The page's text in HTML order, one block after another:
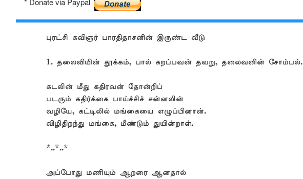
புரட்சி கவிஞர் பாரதிதாசனின் இருண்ட வீடு
1. தலைவியின் தூக்கம், பால் கறப்பவன் தவறு, தலைவனின் சோம்பல்.
கடலின் மீது கதிரவன் தோன்றிப்
படரும் கதிர்க்கை பாய்ச்சிச் சன்னலின்
வழியே, கட்டிலில் மங்கையை எழுப்பினான்.
விழிதிறந்து மங்கை, மீண்டும் துயின்றாள்.
*..*..*
அப்போது மணியும் ஆறரை ஆனதால்